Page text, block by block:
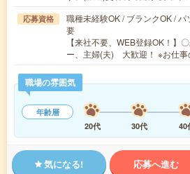
応募資格
職種未経験OK / ブランクOK /
要
【来社不要、WEB登録OK！】
ー、主婦(夫) 大歓迎！ ※お仕
職場の雰囲気
年齢層
20代
30代 40
気になる! 応募へ進む